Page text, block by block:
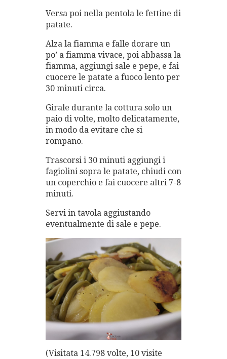
Versa poi nella pentola le fettine di
patate.
Alza la fiamma e falle dorare un
po’ a fiamma vivace, poi abbassa la
fiamma, aggiungi sale e pepe, e fai
cuocere le patate a fuoco lento per
30 minuti circa.
Girale durante la cottura solo un
paio di volte, molto delicatamente,
in modo da evitare che si
rompano.
Trascorsi i 30 minuti aggiungi i
fagiolini sopra le patate, chiudi con
un coperchio e fai cuocere altri 7-8
minuti.
Servi in tavola aggiustando
eventualmente di sale e pepe.
(Visitata 14.798 volte, 10 visite